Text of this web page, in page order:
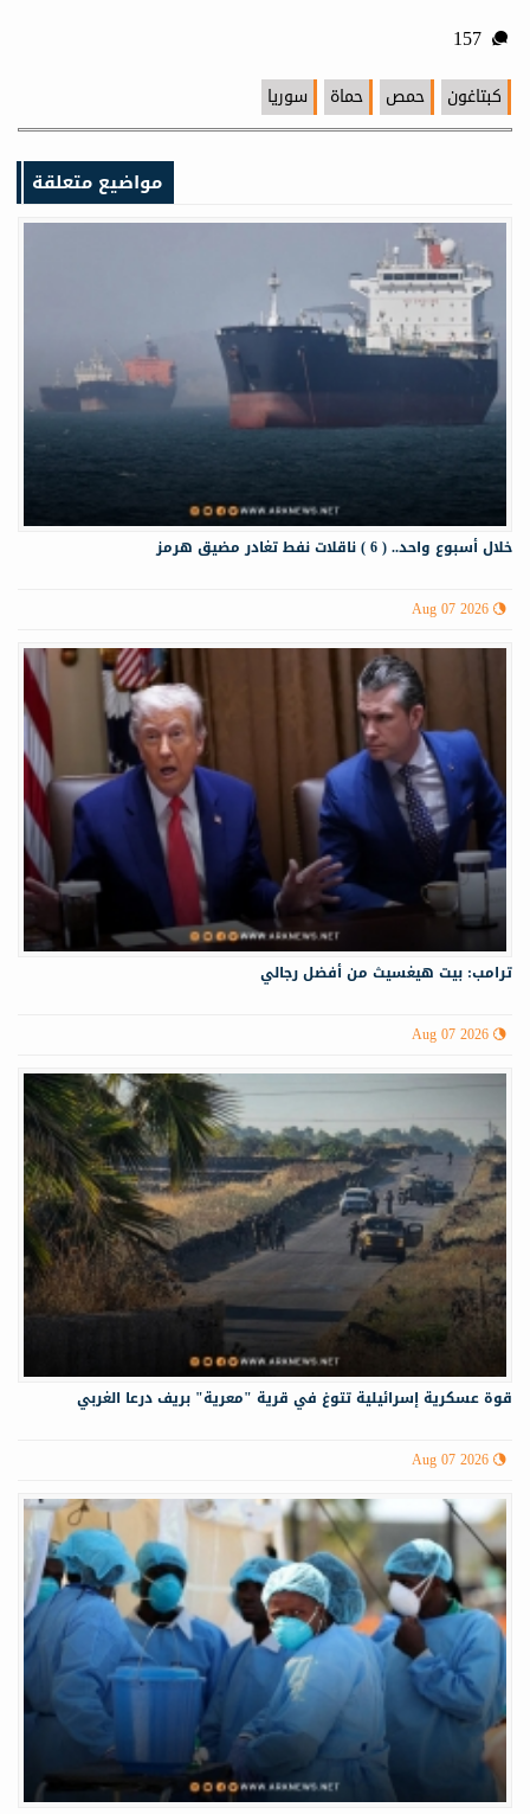
كبتاغون حمص حماة سوريا
مواضيع متعلقة
خلال أسبوع واحد.. ( 6 ) ناقلات نفط تغادر مضيق هرمز
Aug 07 2026
ترامب: بيت هيغسيث من أفضل رجالي
Aug 07 2026
قوة عسكرية إسرائيلية تتوغ في قرية "معرية" بريف درعا الغربي
Aug 07 2026